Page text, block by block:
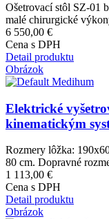
Ošetrovací stôl SZ-01
malé chirurgické
6 550,00 €
Cena s DPH
Detail produktu
Obrázok
Elektrické
kinematickým
Rozmery lôžka:
80 cm. Dopravné
1 113,00 €
Cena s DPH
Detail produktu
Obrázok